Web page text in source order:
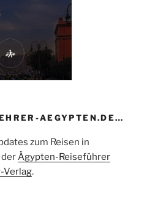
AEGYPTEN.DE…
zum Reisen in
Ägypten-Reiseführer
Verlag.